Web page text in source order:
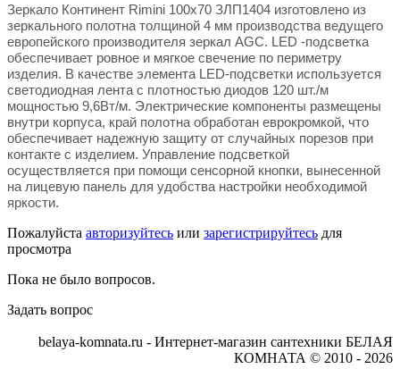
Зеркало Континент Rimini 100х70 ЗЛП1404 изготовлено из
зеркального полотна толщиной 4 мм производства ведущего
европейского производителя зеркал AGC. LED -подсветка
обеспечивает ровное и мягкое свечение по периметру
изделия. В качестве элемента LED-подсветки используется
светодиодная лента с плотностью диодов 120 шт./м
мощностью 9,6Вт/м. Электрические компоненты размещены
внутри корпуса, край полотна обработан еврокромкой, что
обеспечивает надежную защиту от случайных порезов при
контакте с изделием. Управление подсветкой
осуществляется при помощи сенсорной кнопки, вынесенной
на лицевую панель для удобства настройки необходимой
яркости.
Пожалуйста авторизуйтесь или зарегистрируйтесь для
просмотра
Пока не было вопросов.
Задать вопрос
belaya-komnata.ru - Интернет-магазин сантехники БЕЛАЯ
КОМНАТА © 2010 - 2026